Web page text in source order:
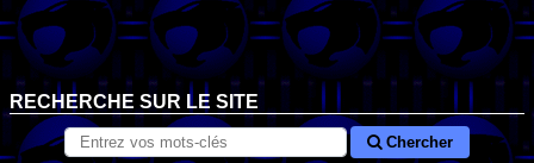
RECHERCHE SUR LE SITE
Chercher